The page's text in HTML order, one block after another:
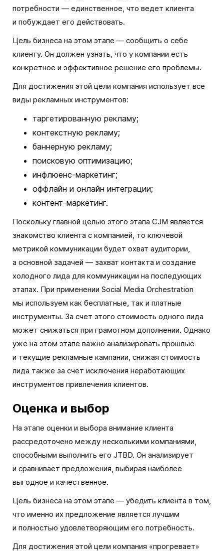
потребности — единственное, что ведет клиента
и побуждает его действовать.
Цель бизнеса на этом этапе — сообщить о себе
клиенту. Он должен узнать, что у компании есть
конкретное и эффективное решение его проблемы.
Для достижения этой цели компания использует все
виды рекламных инструментов:
таргетированную рекламу;
контекстную рекламу;
баннерную рекламу;
поисковую оптимизацию;
инфлюенс-маркетинг;
оффлайн и онлайн интеграции;
контент-маркетинг.
Поскольку главной целью этого этапа CJM является
знакомство клиента с компанией, то ключевой
метрикой коммуникации будет охват аудитории,
а основной задачей — захват контакта и создание
холодного лида для коммуникации на последующих
этапах. При применении Social Media Orchestration
мы используем как бесплатные, так и платные
инструменты. За счет этого стоимость одного лида
может снижаться при грамотном дополнении. Однако
уже на этом этапе важно анализировать прошлые
и текущие рекламные кампании, снижая стоимость
лида также за счет исключения неработающих
инструментов привлечения клиентов.
Оценка и выбор
На этапе оценки и выбора внимание клиента
рассредоточено между несколькими компаниями,
способными выполнить его JTBD. Он анализирует
и сравнивает предложения, выбирая наиболее
выгодное и качественное.
Цель бизнеса на этом этапе — убедить клиента в том,
что именно их предложение является лучшим
и полностью удовлетворяющим его потребность.
Для достижения этой цели компания «прогревает»